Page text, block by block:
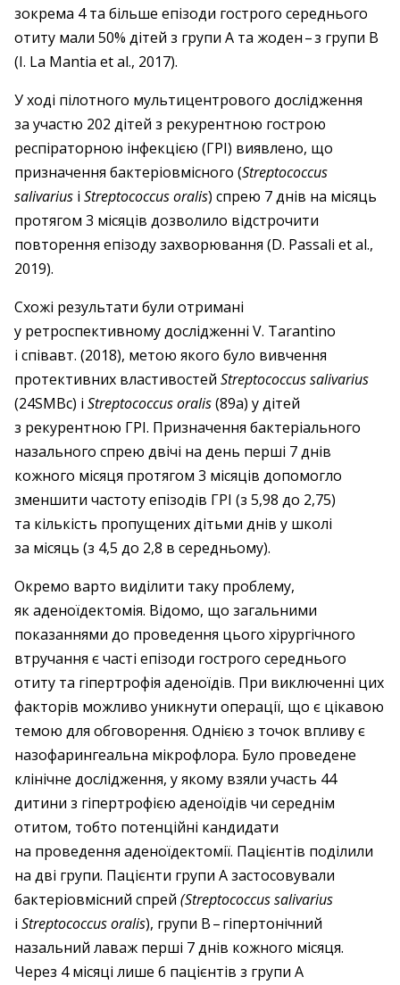
зокрема 4 та більше епізоди гострого середнього
отиту мали 50% дітей з групи А та жоден – ​з групи В
(I. La Mantia et al., 2017).
У ході пілотного мультицентрового дослідження
за участю 202 дітей з рекурентною гострою
респіраторною інфекцією (ГРІ) виявлено, що
призначення бактеріовмісного (Streptococcus
salivarius i Streptococcus oralis) спрею 7 днів на місяць
протягом 3 місяців дозволило відстрочити
повторення епізоду захворювання (D. Passali et al.,
2019).
Схожі результати були отримані
у ретроспективному дослідженні V. Tarantino
і співавт. (2018), метою якого було вивчення
протективних властивостей Streptococcus salivarius
(24SMBc) i Streptococcus oralis(89a) у дітей
з рекурентною ГРІ. Призначення бактеріального
назального спрею двічі на день перші 7 днів
кожного місяця протягом 3 місяців допомогло
зменшити частоту епізодів ГРІ (з 5,98 до 2,75)
та кількість пропущених дітьми днів у школі
за місяць (з 4,5 до 2,8 в середньому).
Окремо варто виділити таку проблему,
як аденоїдектомія. Відомо, що загальними
показаннями до проведення цього хірургічного
втручання є часті епізоди гострого середнього
отиту та гіпертрофія аденоїдів. При виключенні цих
факторів можливо уникнути операції, що є цікавою
темою для обговорення. Однією з точок впливу є
назофарингеальна мікрофлора. Було проведене
клінічне дослідження, у якому взяли участь 44
дитини з гіпертрофією аденоїдів чи середнім
отитом, тобто потенційні кандидати
на проведення аденоїдектомії. Пацієнтів поділили
на дві групи. Пацієнти групи А застосовували
бактеріовмісний спрей (Streptococcus salivarius
i Streptococcus oralis), групи В – ​гіпертонічний
назальний лаваж перші 7 днів кожного місяця.
Через 4 місяці лише 6 пацієнтів з групи А